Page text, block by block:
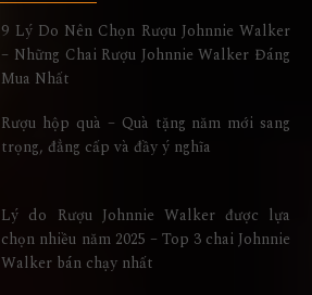
9 Lý Do Nên Chọn Rượu Johnnie Walker
– Những Chai Rượu Johnnie Walker Đáng
Mua Nhất
Rượu hộp quà – Quà tặng năm mới sang
trọng, đẳng cấp và đầy ý nghĩa
Lý do Rượu Johnnie Walker được lựa
chọn nhiều năm 2025 – Top 3 chai Johnnie
Walker bán chạy nhất